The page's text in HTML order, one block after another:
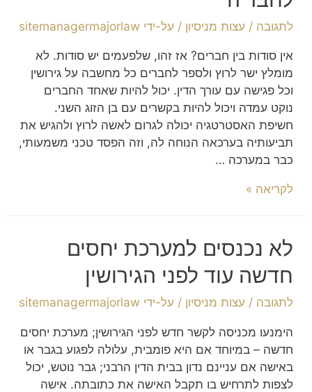
לתגובה / עצות מניסיון / על-ידי sitemanagermajorlaw
אין סודות בין חברים? אז זהו, שלפעמים יש סודות. לא
מומלץ ישר לרוץ ולספר לחברים כל מחשבה על גירושין
וכל פגישה עם עורך הדין. יכול להיות שאחד החברים
נוקט עמדה ויכול להיות בקשרים עם בן הזוג השני.
חשיפת האסטרטגיה יכולה לגרום לאשה לרוץ ולהגיש את
תביעותיה בערכאה הנוחה לה, וזה הפסד טכני משמעותי,
כבר במערכה …
לקריאה »
לא נכנסים למערכת יחסים
חדשה עוד לפני הגירושין
לתגובה / עצות מניסיון / על-ידי sitemanagermajorlaw
הימנעו מכניסה לקשר חדש לפני הגירושין; מערכת יחסים
חדשה – במיוחד אם היא פומבית, עלולה לפגוע בגבר או
באישה אם עניינם נדון בבית הדין הרבני; גבר נוטש, יכול
לצפות לתרחיש בו תקבל האישה את כתובתה. אישה